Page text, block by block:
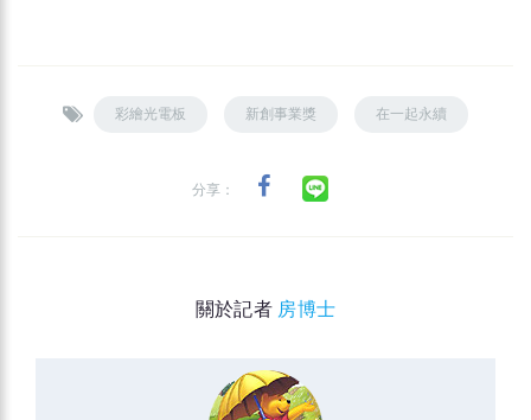
彩繪光電板 新創事業獎 在一起永續
分享：
關於記者 房博士